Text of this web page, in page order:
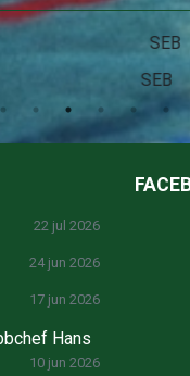
22 jul 2026
24 jun 2026
17 jun 2026
Hans
10 jun 2026